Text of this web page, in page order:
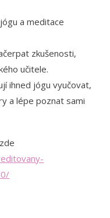
a meditace
zkušenosti,
učitele.
ihned jógu vyučovat,
a lépe poznat sami